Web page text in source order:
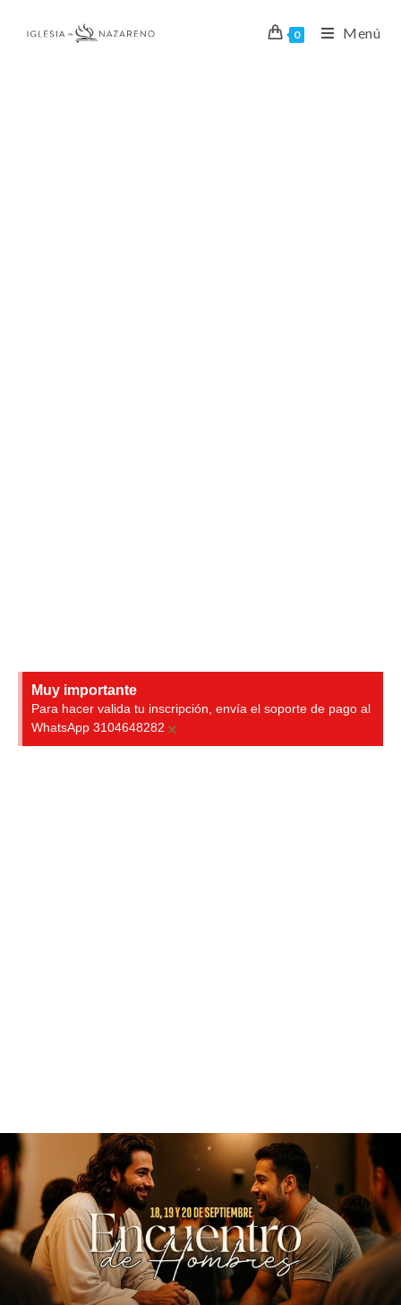
0 Menú
Muy importante
Para hacer valida tu inscripción, envía el soporte de pago al
WhatsApp 3104648282 ×